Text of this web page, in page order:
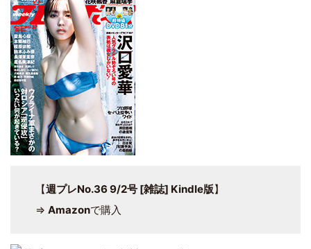
【週プレNo.36 9/2号 [雑誌] Kindle版】
⇒ Amazonで購入